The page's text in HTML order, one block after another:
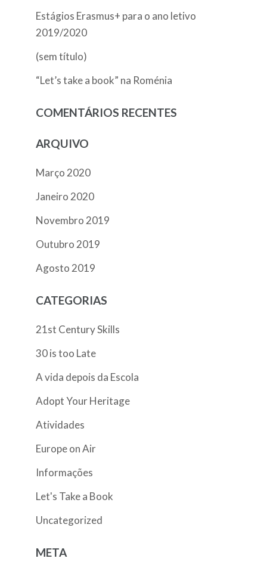
Estágios Erasmus+ para o ano letivo
2019/2020
(sem título)
“Let’s take a book” na Roménia
COMENTÁRIOS RECENTES
ARQUIVO
Março 2020
Janeiro 2020
Novembro 2019
Outubro 2019
Agosto 2019
CATEGORIAS
21st Century Skills
30 is too Late
A vida depois da Escola
Adopt Your Heritage
Atividades
Europe on Air
Informações
Let's Take a Book
Uncategorized
META